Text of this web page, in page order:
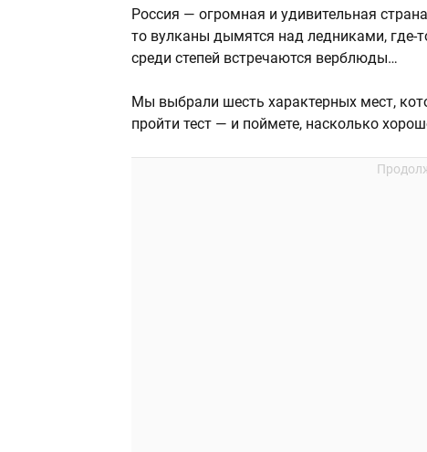
Россия — огромная и удивительная
то вулканы дымятся над ледниками, где-
среди степей встречаются верблюды…
Мы выбрали шесть характерных мест,
пройти тест — и поймете, насколько